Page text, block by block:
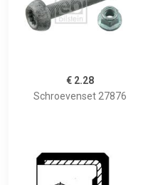
€ 2.28
Schroevenset 27876